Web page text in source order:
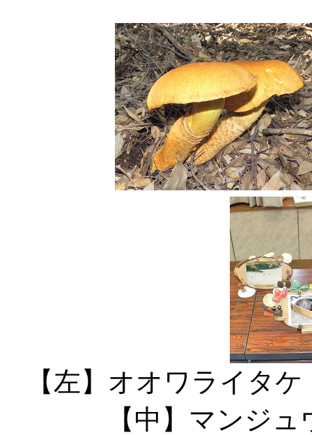
【左】オオ
【中】マンジ